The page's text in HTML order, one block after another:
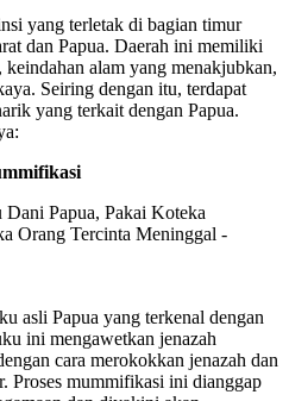
yang terletak di bagian timur
dan Papua. Daerah ini memiliki
alam yang menakjubkan,
Seiring dengan itu, terdapat
yang terkait dengan Papua.
asli Papua yang terkenal dengan
ini mengawetkan jenazah
cara merokokkan jenazah dan
Proses mummifikasi ini dianggap